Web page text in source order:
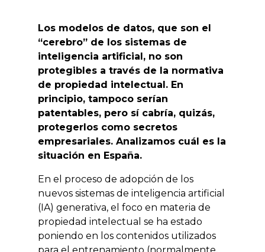
Los modelos de datos, que son el
“cerebro” de los sistemas de
inteligencia artificial, no son
protegibles a través de la normativa
de propiedad intelectual. En
principio, tampoco serían
patentables, pero sí cabría, quizás,
protegerlos como secretos
empresariales. Analizamos cuál es la
situación en España.
En el proceso de adopción de los
nuevos sistemas de inteligencia artificial
(IA) generativa, el foco en materia de
propiedad intelectual se ha estado
poniendo en los contenidos utilizados